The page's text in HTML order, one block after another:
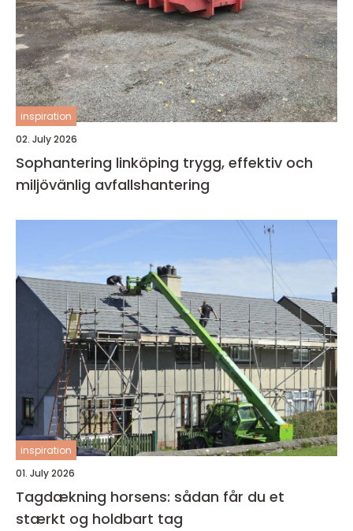
inspiration
02. July 2026
Sophantering linköping trygg, effektiv och
miljövänlig avfallshantering
inspiration
01. July 2026
Tagdækning horsens: sådan får du et
stærkt og holdbart tag